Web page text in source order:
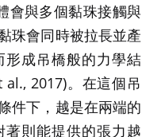
會與多個黏珠接觸與
珠會同時被拉長並產
成吊橋般的力學結
2017)。在這個吊
件下，越是在兩端的
則能提供的張力越